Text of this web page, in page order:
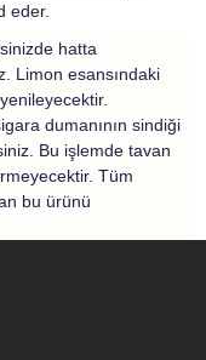
eder.
hatta
Limon esansındaki
dumanının sindiği
Bu işlemde tavan
Tüm
bu ürünü